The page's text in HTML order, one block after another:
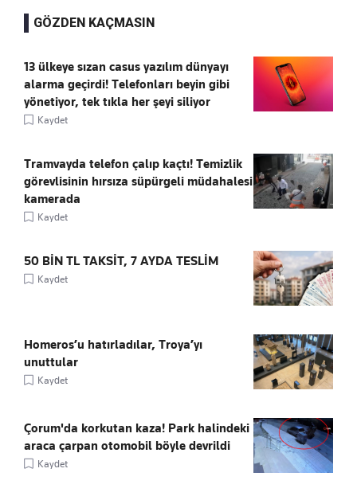
GÖZDEN KAÇMASIN
13 ülkeye sızan casus yazılım dünyayı
alarma geçirdi! Telefonları beyin gibi
yönetiyor, tek tıkla her şeyi siliyor
Kaydet
Tramvayda telefon çalıp kaçtı! Temizlik
görevlisinin hırsıza süpürgeli müdahalesi
kamerada
Kaydet
50 BİN TL TAKSİT, 7 AYDA TESLİM
Kaydet
Homeros’u hatırladılar, Troya’yı
unuttular
Kaydet
Çorum'da korkutan kaza! Park halindeki
araca çarpan otomobil böyle devrildi
Kaydet